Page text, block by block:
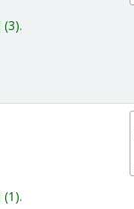
(3).
(1).